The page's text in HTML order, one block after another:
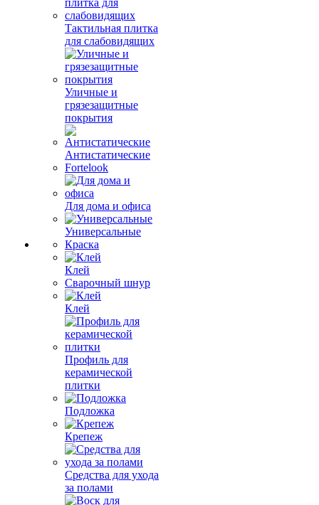
Тактильная плитка
для слабовидящих
Уличные и
грязезащитные
покрытия
Антистатические
Fortelook
Для дома и офиса
Универсальные
Краска
Клей
Сварочный шнур
Клей
Профиль для
керамической
плитки
Подложка
Крепеж
Средства для ухода
за полами